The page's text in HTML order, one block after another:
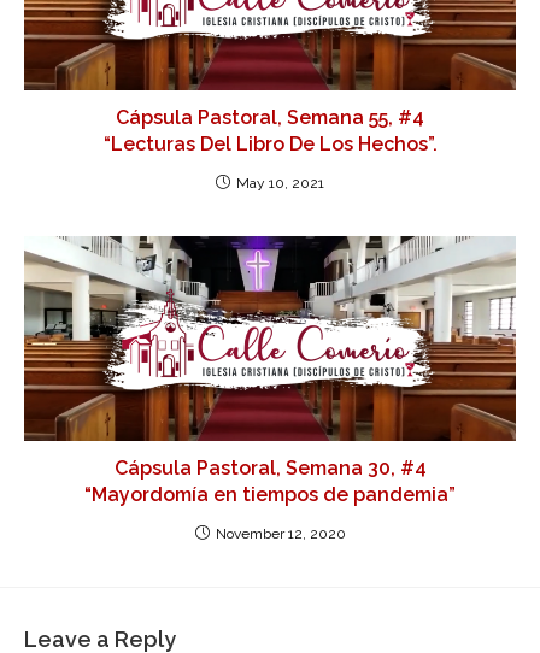
Cápsula Pastoral, Semana 55, #4
“Lecturas Del Libro De Los Hechos”.
May 10, 2021
Cápsula Pastoral, Semana 30, #4
“Mayordomía en tiempos de pandemia”
November 12, 2020
Leave a Reply